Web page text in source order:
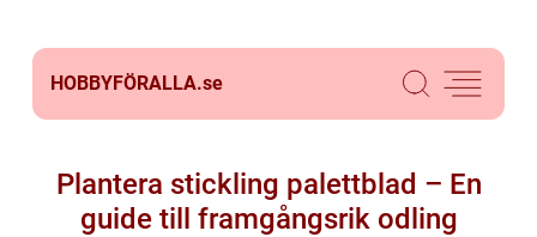
HOBBYFÖRALLA.se
Plantera stickling palettblad – En
guide till framgångsrik odling